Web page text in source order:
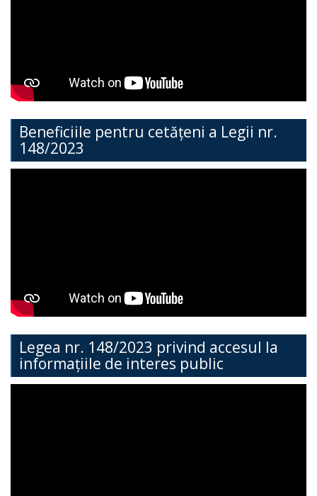
Cimișlia
Direcția
Economie,
Dezvoltare
Teritorială
Secția
Beneficiile pentru cetățeni a Legii nr.
148/2023
Legea nr. 148/2023 privind accesul la
informațiile de interes public